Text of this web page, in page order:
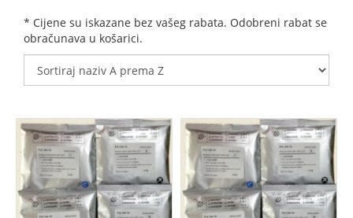
* Cijene su iskazane bez vašeg rabata. Odobreni rabat se
obračunava u košarici.